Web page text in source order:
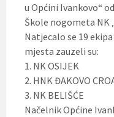
u Općini Ivankovo“
Škole nogometa NK
Natjecalo se 19
mjesta zauzeli su:
1. NK OSIJEK
2. HNK ĐAKOVO
3. NK BELIŠĆE
Načelnik Općine